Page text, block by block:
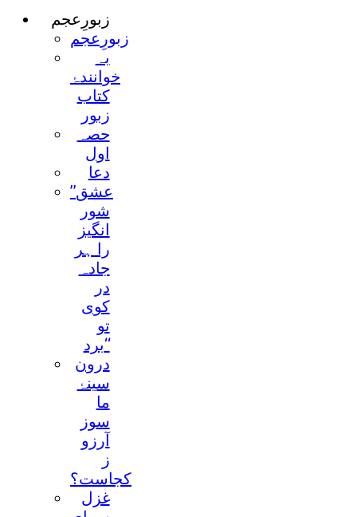
زبورِعجم
زبورِعجم
بہ
خوانندۂ
کتاب
زبور
حصہ
اول
دعا
’’عشق
شور
انگیز
را ہر
جادہ
در
کوی
تو
برد‘‘
درون
سینۂ
ما
سوز
آرزو
ز
کجاست؟
غزل